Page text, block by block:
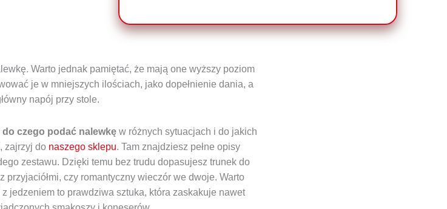
Warto jednak pamiętać, że mają one wyższy poziom
je w mniejszych ilościach, jako dopełnienie dania, a
napój przy stole.
do czego podać nalewkęw różnych sytuacjach i do jakich
zajrzyj do naszego sklepu. Tam znajdziesz pełne opisy
zestawu. Dzięki temu bez trudu dopasujesz trunek do
czy romantyczny wieczór we dwoje. Warto
jedzeniem to prawdziwa sztuka, która zaskakuje nawet